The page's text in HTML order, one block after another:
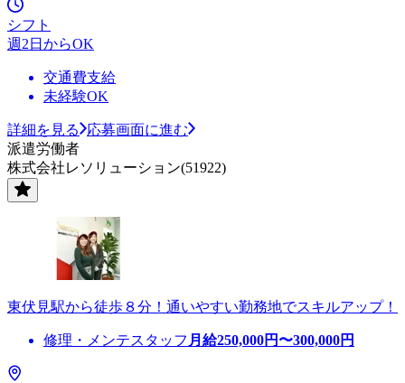
シフト
週2日からOK
交通費支給
未経験OK
詳細を見る
応募画面に進む
派遣労働者
株式会社レソリューション(51922)
東伏見駅から徒歩８分！通いやすい勤務地でスキルアップ！
修理・メンテスタッフ 月給250,000円〜300,000円